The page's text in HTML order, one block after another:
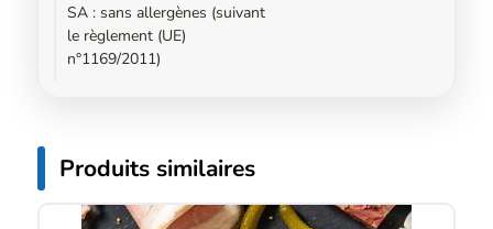
SA : sans allergènes (suivant
le règlement (UE)
n°1169/2011)
Produits similaires